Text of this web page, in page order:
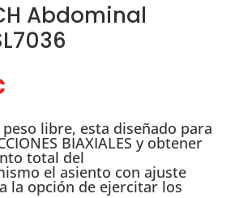
Abdominal
libre, esta diseñado para
BIAXIALES y obtener
total del
el asiento con ajuste
la opción de ejercitar los